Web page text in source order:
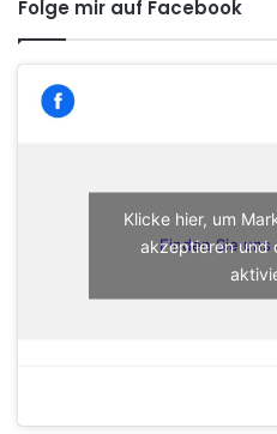
Folge mir auf Facebook
Finden Sie uns
Klicke hier, um
akzeptieren und